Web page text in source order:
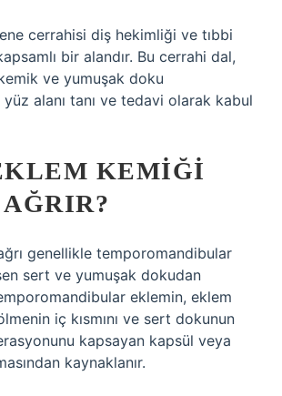
cerrahisi diş hekimliği ve tıbbi
bir alandır. Bu cerrahi dal,
ve yumuşak doku
alanı tanı ve tedavi olarak kabul
KEMIĞI
genellikle temporomandibular
sert ve yumuşak dokudan
eklemin, eklem
iç kısmını ve sert dokunun
kapsayan kapsül veya
kaynaklanır.